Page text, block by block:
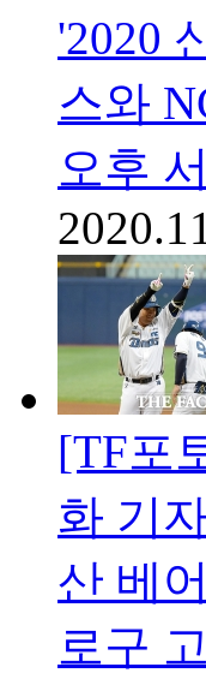
'2020
스와
오후
[TF포
화 기
산 베
로구